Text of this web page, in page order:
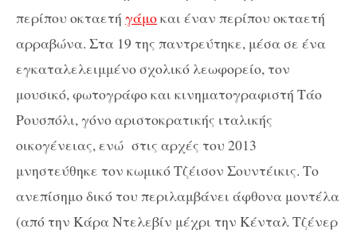
περίπου οκταετή γάμοκαι έναν περίπου οκταετή
αρραβώνα. Στα 19 της παντρεύτηκε, μέσα σε ένα
εγκαταλελειμμένο σχολικό λεωφορείο, τον
μουσικό, φωτογράφο και κινηματογραφιστή Τάο
Ρουσπόλι, γόνο αριστοκρατικής ιταλικής
οικογένειας, ενώ στις αρχές του 2013
μνηστεύθηκε τον κωμικό Τζέισον Σουντέικις. Το
ανεπίσημο δικό του περιλαμβάνει άφθονα μοντέλα
(από την Κάρα Ντελεβίν μέχρι την Κένταλ Τζένερ